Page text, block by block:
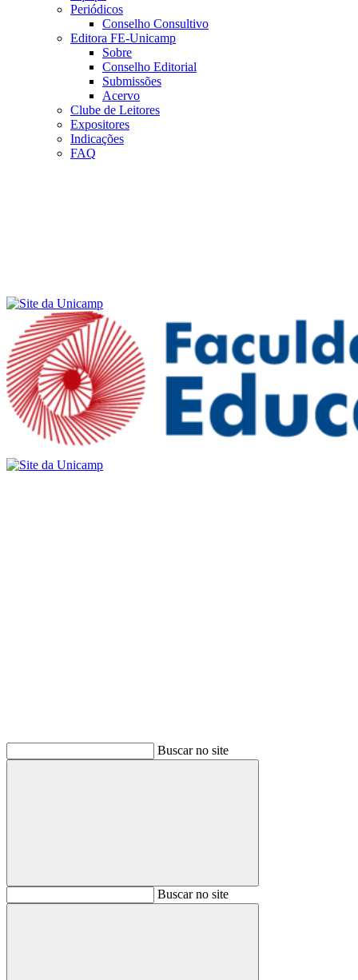
Periódicos
Conselho Consultivo
Editora FE-Unicamp
Sobre
Conselho Editorial
Submissões
Acervo
Clube de Leitores
Expositores
Indicações
FAQ
Buscar no site
BuscarBuscar no site